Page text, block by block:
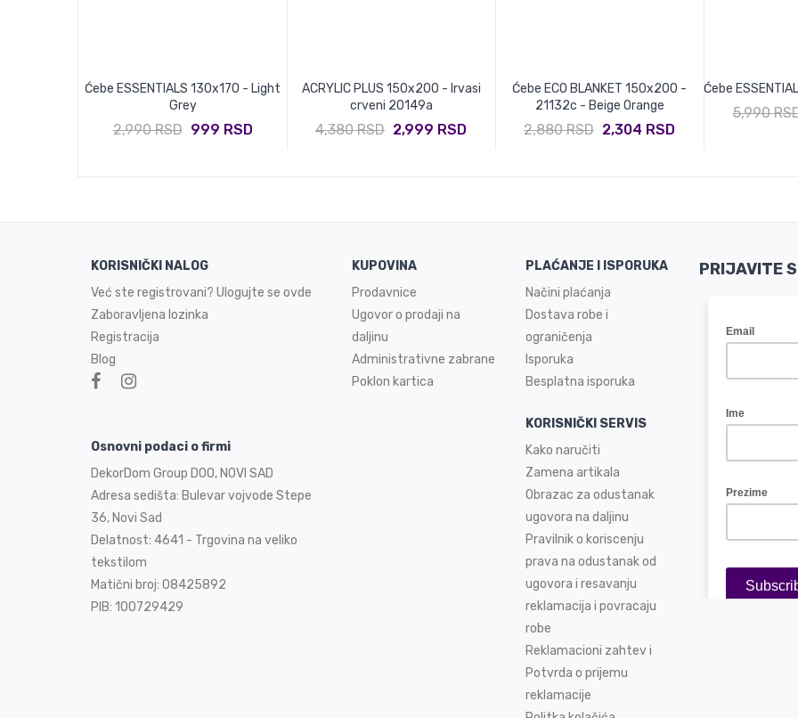
Ćebe ESSENTIALS 130x170 - Light
Grey
2,990 RSD 999 RSD
ACRYLIC PLUS 150x200 - Irvasi
crveni 20149a
4,380 RSD 2,999 RSD
Ćebe ECO BLANKET 150x200 -
21132c - Beige Orange
2,880 RSD 2,304 RSD
Ćebe
5,990
KORISNIČKI NALOG
Već ste registrovani? Ulogujte se ovde
Zaboravljena lozinka
Registracija
Blog
Osnovni podaci o firmi
DekorDom Group DOO, NOVI SAD
Adresa sedišta: Bulevar vojvode Stepe
36, Novi Sad
Delatnost: 4641 - Trgovina na veliko
tekstilom
Matični broj: 08425892
PIB: 100729429
KUPOVINA
Prodavnice
Ugovor o prodaji na
daljinu
Administrativne zabrane
Poklon kartica
PLAĆANJE I ISPORUKA
Načini plaćanja
Dostava robe i
ograničenja
Isporuka
Besplatna isporuka
KORISNIČKI SERVIS
Kako naručiti
Zamena artikala
Obrazac za odustanak
ugovora na daljinu
Pravilnik o koriscenju
prava na odustanak od
ugovora i resavanju
reklamacija i povracaju
robe
Reklamacioni zahtev i
Potvrda o prijemu
reklamacije
PRIJAVITE